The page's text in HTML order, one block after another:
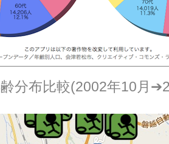
分布比較(2002年10月